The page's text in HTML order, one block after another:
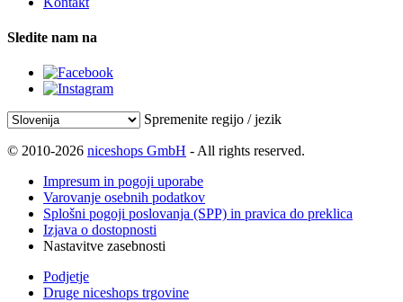
Sledite nam na
Spremenite regijo / jezik
© 2010-2026 niceshops GmbH - All rights reserved.
Impresum in pogoji uporabe
Varovanje osebnih podatkov
Splošni pogoji poslovanja (SPP) in pravica do preklica
Izjava o dostopnosti
Nastavitve zasebnosti
Podjetje
Druge niceshops trgovine